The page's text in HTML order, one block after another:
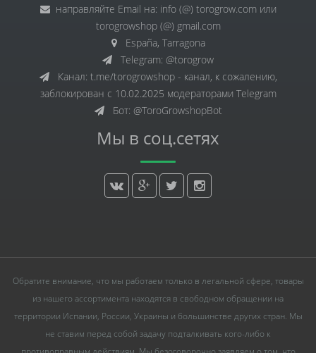
направляйте Email на: info (@) torogrow.com или
torogrowshop (@) gmail.com
España, Tarragona
Telegram: @torogrow
Канал: t.me/torogrowshop - канал, к сожалению,
заблокирован с 10.02.2025 модераторами Telegram
Бот: @ToroGrowshopBot
Мы в соц.сетях
Обратите внимание, что мы работаем только в легальной сфере, товары
из нашего ассортимента находятся в свободном обращении на
территории Испании, России, Украины и большинстве других стран. Мы
не ставим перед собой задачу подталкивать кого-либо к